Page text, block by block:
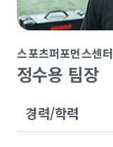
스포츠퍼포먼스센터
정수용 팀장
경력/학력